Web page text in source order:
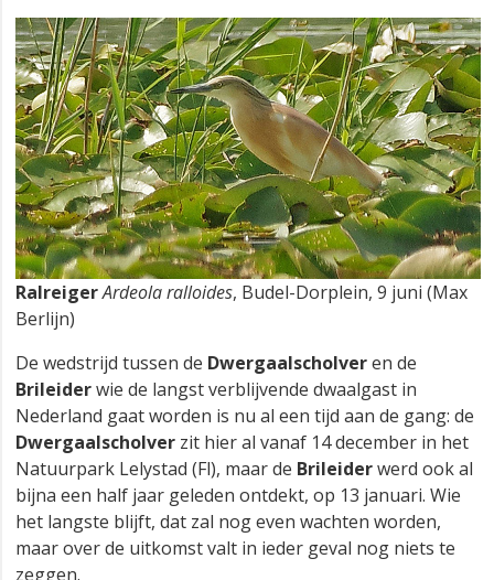
RalreigerArdeola ralloides, Budel-Dorplein, 9 juni (Max
Berlijn)
De wedstrijd tussen de Dwergaalscholveren de
Brileiderwie de langst verblijvende dwaalgast in
Nederland gaat worden is nu al een tijd aan de gang: de
Dwergaalscholver zit hier al vanaf 14 december in het
Natuurpark Lelystad (Fl), maar de Brileiderwerd ook al
bijna een half jaar geleden ontdekt, op 13 januari. Wie
het langste blijft, dat zal nog even wachten worden,
maar over de uitkomst valt in ieder geval nog niets te
zeggen.